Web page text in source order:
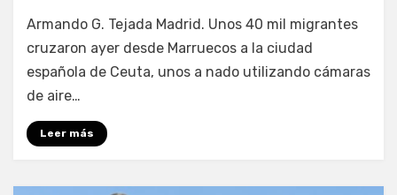
Fernando Miranda Servín
Armando G. Tejada Madrid. Unos 40 mil migrantes
cruzaron ayer desde Marruecos a la ciudad
española de Ceuta, unos a nado utilizando cámaras
de aire…
Leer más